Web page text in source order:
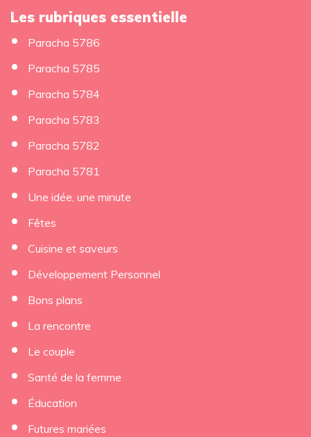
Les rubriques essentielle
Paracha 5786
Paracha 5785
Paracha 5784
Paracha 5783
Paracha 5782
Paracha 5781
Une idée, une minute
Fêtes
Cuisine et saveurs
Développement Personnel
Bons plans
La rencontre
Le couple
Santé de la femme
Éducation
Futures mariées